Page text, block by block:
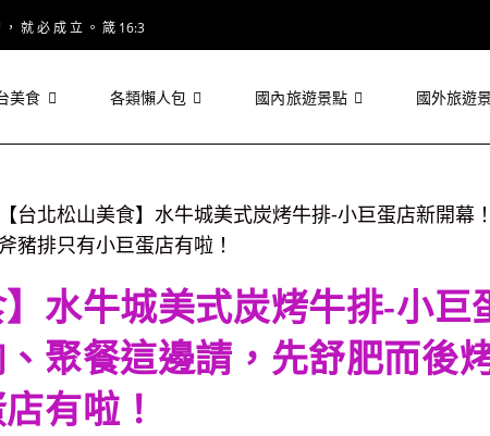
就 必 成 立 。 箴 16:3
美食 各類懶人包 國內旅遊景點 國外旅遊
】水牛城美式炭烤牛排-小巨
聚餐這邊請，先舒肥而後
有啦！